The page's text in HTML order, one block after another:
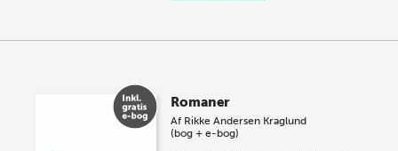
Romaner
Af Rikke Andersen Kraglund
(bog + e-bog)